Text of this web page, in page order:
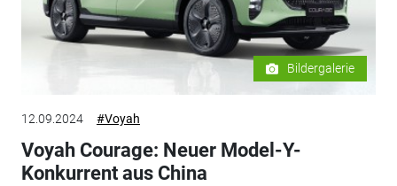
Bildergalerie
12.09.2024 #Voyah
Voyah Courage: Neuer Model-Y-
Konkurrent aus China